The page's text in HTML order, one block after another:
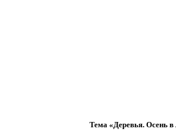
Тема «Деревья. Осень в